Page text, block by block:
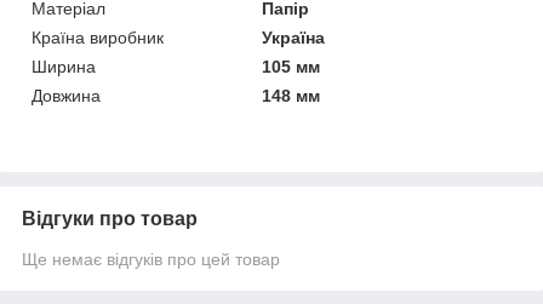
Матеріал
Папір
Країна виробник
Україна
Ширина
105 мм
Довжина
148 мм
Відгуки про товар
Ще немає відгуків про цей товар